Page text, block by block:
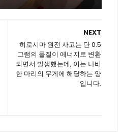
NEXT
히로시마 원전 사고는 단 0.5
그램의 물질이 에너지로 변환
되면서 발생했는데, 이는 나비
한 마리의 무게에 해당하는 양
입니다.